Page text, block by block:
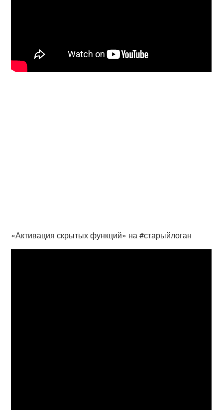
«Активация скрытых функций» на #старыйлоган